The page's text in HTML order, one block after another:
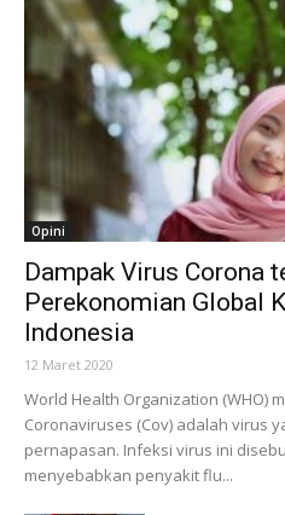
Opini
Dampak Virus Corona
Perekonomian Global
Indonesia
12 Maret 2020
World Health Organization (WHO)
Coronaviruses (Cov) adalah virus
pernapasan. Infeksi virus ini
menyebabkan penyakit flu...